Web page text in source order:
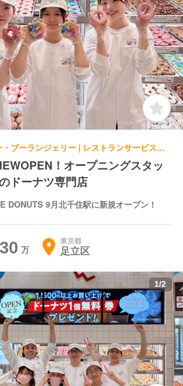
カフェ, ベーカリー・ブーランジェリー | レストランサービス・ホールスタッフ | JACK IN THE DONUTS 9月北千住駅に新規オープン！
！オープニングスタッ
ドーナツ専門店
DONUTS 9月北千住駅に新規オープン！
東京都
足立区
1/2